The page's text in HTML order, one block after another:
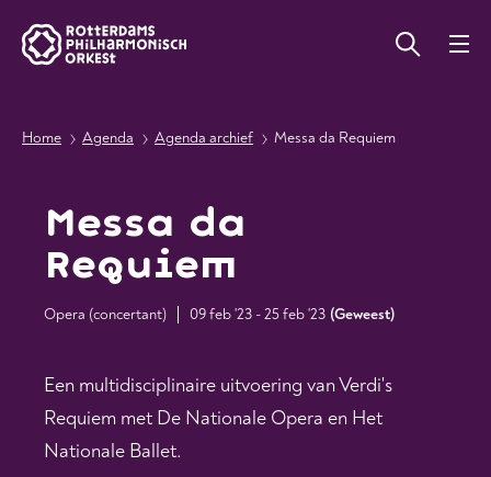
Home Agenda Agenda archief Messa da Requiem
Messa da
Requiem
Opera (concertant) 09 feb '23 - 25 feb '23 (Geweest)
Een multidisciplinaire uitvoering van Verdi's
Requiem met De Nationale Opera en Het
Nationale Ballet.